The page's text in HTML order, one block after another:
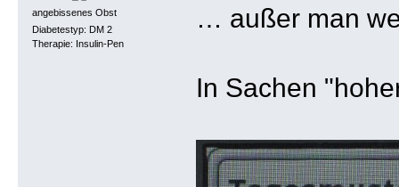
angebissenes Obst
Diabetestyp: DM 2
Therapie: Insulin-Pen
… außer man
In Sachen